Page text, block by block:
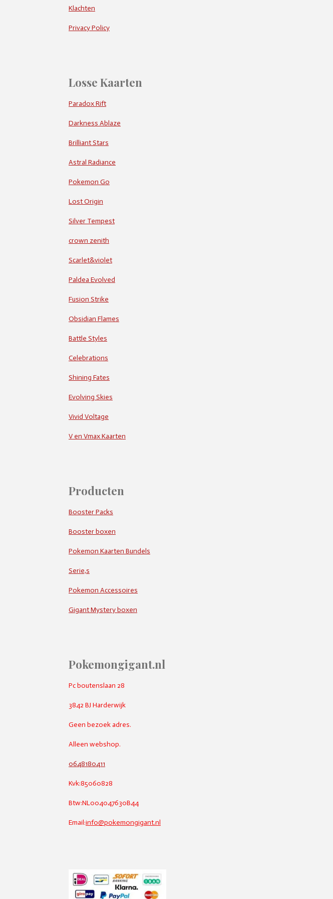
Klachten
Privacy Policy
Losse Kaarten
Paradox Rift
Darkness Ablaze
Brilliant Stars
Astral Radiance
Pokemon Go
Lost Origin
Silver Tempest
crown zenith
Scarlet&violet
Paldea Evolved
Fusion Strike
Obsidian Flames
Battle Styles
Celebrations
Shining Fates
Evolving Skies
Vivid Voltage
V en Vmax Kaarten
Producten
Booster Packs
Booster boxen
Pokemon Kaarten Bundels
Serie,s
Pokemon Accessoires
Gigant Mystery boxen
Pokemongigant.nl
Pc boutenslaan 28
3842 BJ Harderwijk
Geen bezoek adres.
Alleen webshop.
0648180411
Kvk:85060828
Btw:NL004047630B44
Email:info@pokemongigant.nl